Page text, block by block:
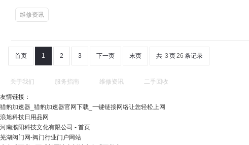
维修资讯
首页 1 2 3 下一页 末页 共 3 页26 条记录
关于我们 服务指南 维修资讯 二手回收
友情链接：
猎豹加速器_猎豹加速器官网下载_一键链接网络让您轻松上网
浪旭科技日用品网
河南濮阳科技文化有限公司 - 首页
芜湖阀门网-阀门行业门户网站